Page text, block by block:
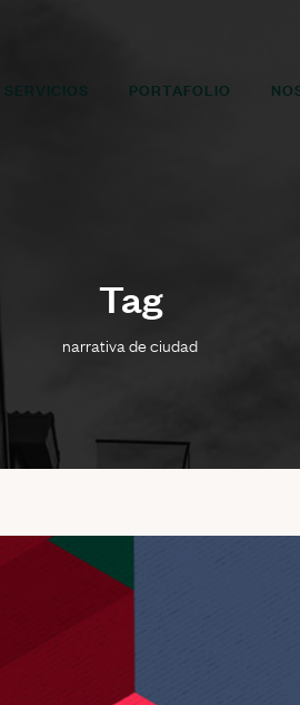
SERVICIOS PORTAFOLIO
Tag
narrativa de ciudad